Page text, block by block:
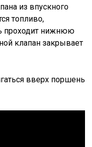
из впускного
топливо,
проходит нижнюю
клапан закрывает
вверх поршень